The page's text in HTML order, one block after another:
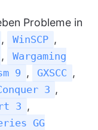
Probleme in
, WinSCP ,
,
Wargaming
9 , GXSCC ,
3 ,
3 ,
GG